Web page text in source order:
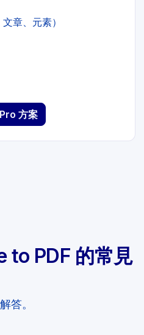
章、元素）
方案
to PDF 的常見
答。